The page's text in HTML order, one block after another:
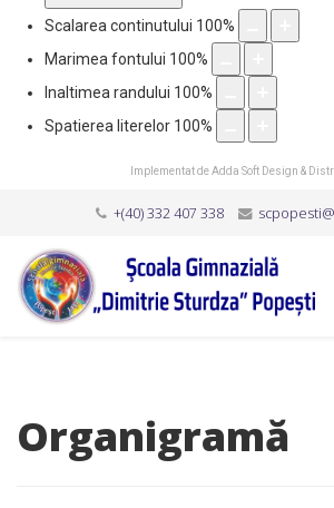
Scalarea continutului 100%
Marimea fontului 100%
Inaltimea randului 100%
Spatierea literelor 100%
Implementat deAdda Soft Design &
+(40) 332 407 338
Organigramă